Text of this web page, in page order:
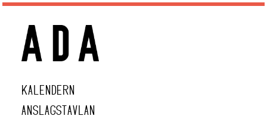
KALENDERN
ANSLAGSTAVLAN